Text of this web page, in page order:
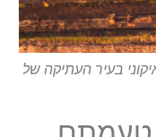
בעיר העתיקה של